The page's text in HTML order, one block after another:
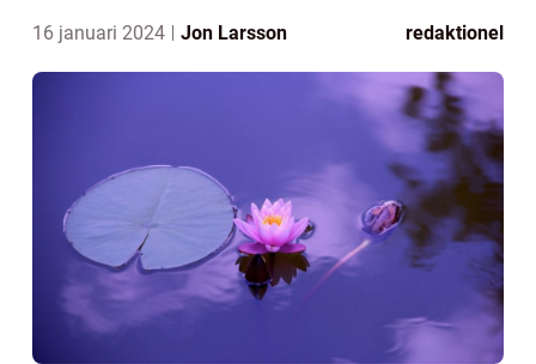
16 januari 2024 Jon Larsson redaktionel